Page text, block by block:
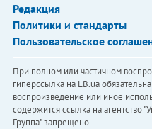
Редакция
Политики и стандарты
Пользовательское
При полном или частичном
гиперссылка на LB.ua
воспроизведение или иное
содержится ссылка на агентство
Группа" запрещено.